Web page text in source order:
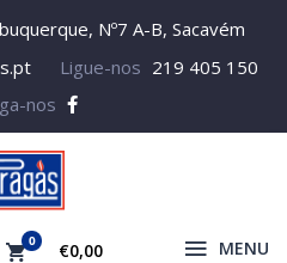
Nº7 A-B, Sacavém
Ligue-nos 219 405 150
nos
0 €0,00 MENU